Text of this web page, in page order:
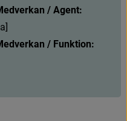
/ Funktion: